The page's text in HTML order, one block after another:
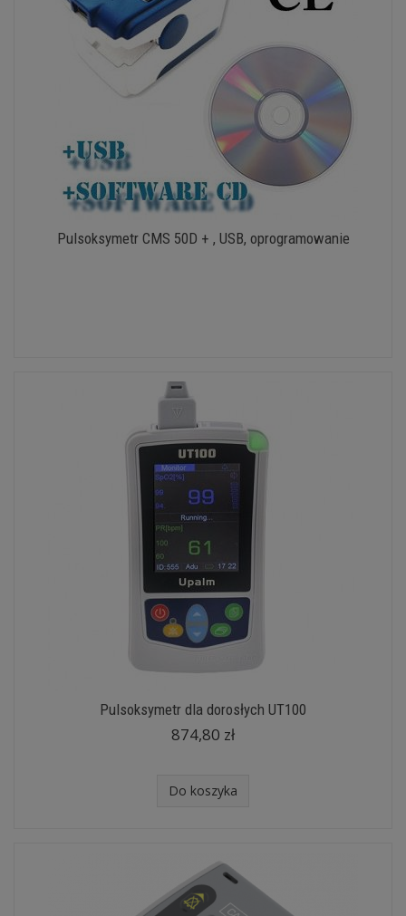
Pulsoksymetr CMS 50D + , USB, oprogramowanie
Pulsoksymetr dla dorosłych UT100
874,80 zł
Do koszyka